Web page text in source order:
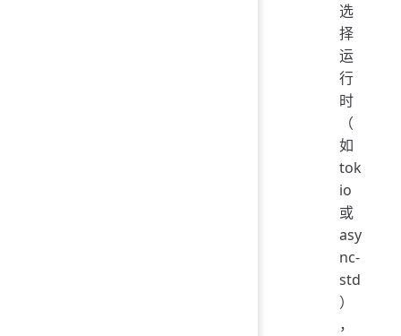
选
择
运
行
时
（
如
tok
io
或
asy
nc-
std
）
，